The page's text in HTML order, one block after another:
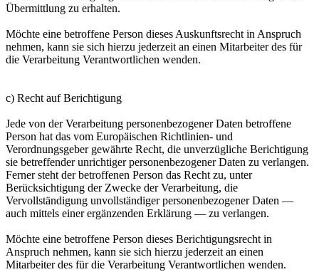
Übermittlung zu erhalten.
Möchte eine betroffene Person dieses Auskunftsrecht in Anspruch
nehmen, kann sie sich hierzu jederzeit an einen Mitarbeiter des für
die Verarbeitung Verantwortlichen wenden.
c) Recht auf Berichtigung
Jede von der Verarbeitung personenbezogener Daten betroffene
Person hat das vom Europäischen Richtlinien- und
Verordnungsgeber gewährte Recht, die unverzügliche Berichtigung
sie betreffender unrichtiger personenbezogener Daten zu verlangen.
Ferner steht der betroffenen Person das Recht zu, unter
Berücksichtigung der Zwecke der Verarbeitung, die
Vervollständigung unvollständiger personenbezogener Daten —
auch mittels einer ergänzenden Erklärung — zu verlangen.
Möchte eine betroffene Person dieses Berichtigungsrecht in
Anspruch nehmen, kann sie sich hierzu jederzeit an einen
Mitarbeiter des für die Verarbeitung Verantwortlichen wenden.